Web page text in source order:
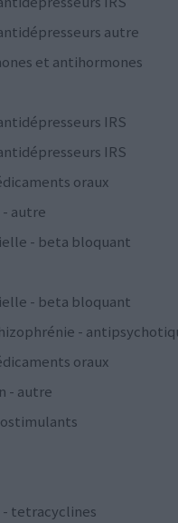
autre
et antihormones
IRS
IRS
oraux
autre
- beta bloquant
- beta bloquant
-
oraux
- autre
tetracyclines